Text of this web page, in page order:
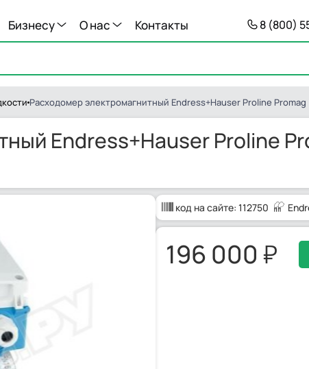
Бизнесу О нас Контакты 8 (800)
Расходомер электромагнитный Endress+Hauser Proline Promag
Endress+Hauser Proline
код на сайте: 112750
196 000